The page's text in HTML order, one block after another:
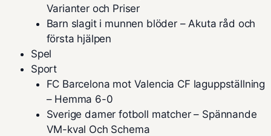
Varianter och Priser
Barn slagit i munnen blöder – Akuta råd och
första hjälpen
Spel
Sport
FC Barcelona mot Valencia CF laguppställning
– Hemma 6-0
Sverige damer fotboll matcher – Spännande
VM-kval Och Schema